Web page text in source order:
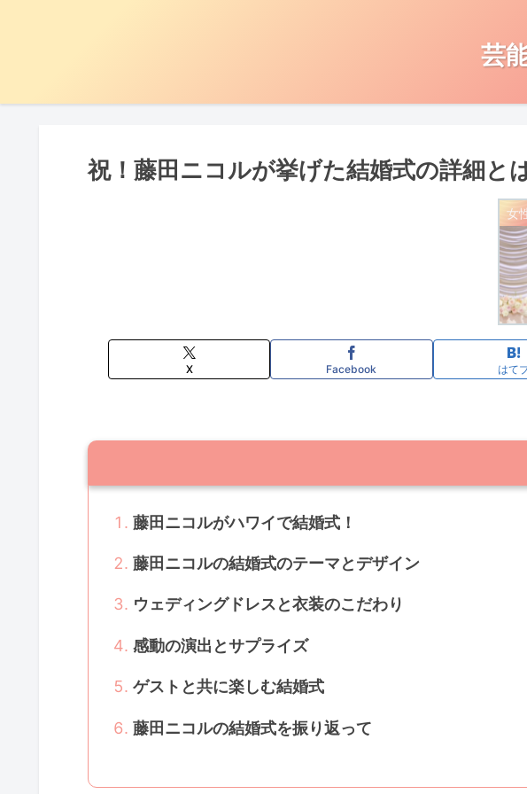
芸
祝！藤田ニコルが挙げた結婚式の詳細と
女
X Facebook はて
藤田ニコルがハワイで結婚式！
藤田ニコルの結婚式のテーマとデザイン
ウェディングドレスと衣装のこだわり
感動の演出とサプライズ
ゲストと共に楽しむ結婚式
藤田ニコルの結婚式を振り返って